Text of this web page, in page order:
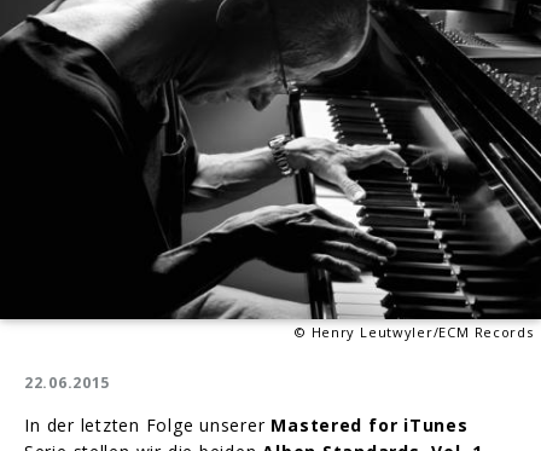
© Henry Leutwyler/ECM Records
22.06.2015
In der letzten Folge unserer Mastered for iTunes